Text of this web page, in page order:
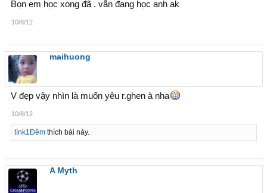
Bọn em học xong đã . vẫn đang học anh ak
10/8/12
maihuong
V đẹp vậy nhìn là muốn yêu r.ghen à nha
10/8/12
tìnk1Đêmthích bài này.
A Myth